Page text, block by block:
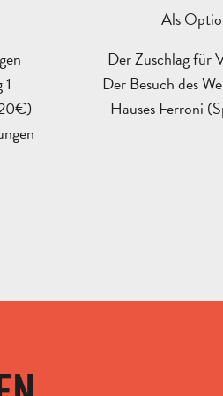
Als
Der Zuschlag für
Der Besuch des
Hauses Ferroni